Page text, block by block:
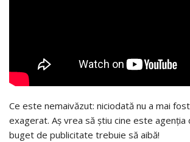
Ce este nemaivăzut: niciodată nu a mai
exagerat. Aș vrea să știu cine este agenția
buget de publicitate trebuie să aibă!